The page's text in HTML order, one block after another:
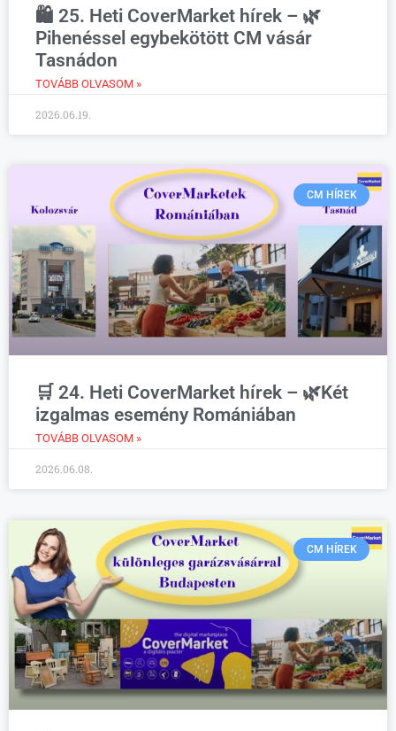
🛍️ 25. Heti CoverMarket hírek – 🌿
Pihenéssel egybekötött CM vásár
Tasnádon
TOVÁBB OLVASOM »
2026.06.19.
CM HÍREK
🛒 24. Heti CoverMarket hírek – 🌿Két
izgalmas esemény Romániában
TOVÁBB OLVASOM »
2026.06.08.
CM HÍREK